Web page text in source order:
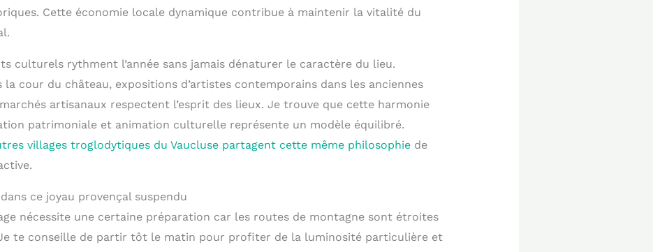
Cette économie locale dynamique contribue à maintenir la vitalité du
culturels rythment l’année sans jamais dénaturer le caractère du lieu.
la cour du château, expositions d’artistes contemporains dans les anciennes
artisanaux respectent l’esprit des lieux. Je trouve que cette harmonie
patrimoniale et animation culturelle représente un modèle équilibré.
villages troglodytiques du Vaucluse partagent cette même philosophiede
ce joyau provençal suspendu
nécessite une certaine préparation car les routes de montagne sont étroites
te conseille de partir tôt le matin pour profiter de la luminosité particulière et